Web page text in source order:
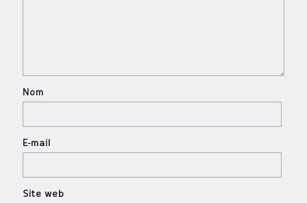
Nom
E-mail
Site web